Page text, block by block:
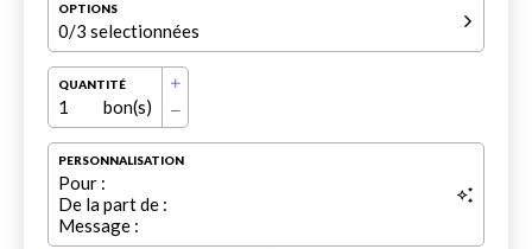
OPTIONS
0/3 selectionnées
QUANTITÉ
1 bon(s)
PERSONNALISATION
Pour :
De la part de :
Message :